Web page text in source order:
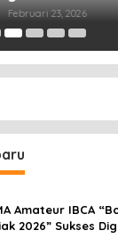
Amateur IBCA
2026” Sukses